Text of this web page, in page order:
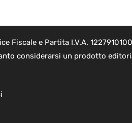
Fiscale e Partita I.V.A.
considerarsi un prodotto